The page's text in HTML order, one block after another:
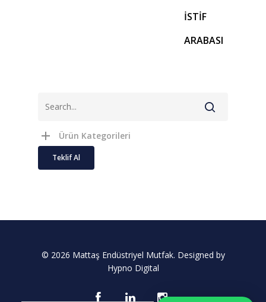
İSTİF
ARABASI
Ürün Kategorileri
Teklif Al
© 2026 Mattaş Endüstriyel Mutfak. Designed by
Hypno Digital